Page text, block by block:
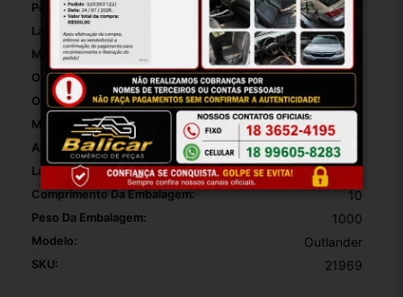
Posição: Traseiro
Lado: Esquerdo
Material: Plastico
Origem: Brasi
OEM:
MPN:
Altura Da Embalagem:
Largura Da Embalagem: 20
Comprimento Da Embalagem: 10
Peso Da Embalagem: 1000
Modelo: Outlander
SKU: 21969